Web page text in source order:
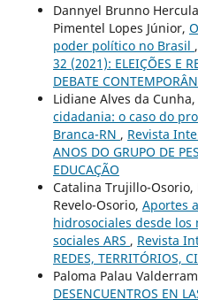
Dannyel Brunno
Pimentel Lopes Júnior,
poder político no Brasil ,
32 (2021): ELEIÇÕES E
DEBATE
Lidiane Alves da Cunha,
cidadania: o caso do
Branca-RN , Revista
ANOS DO GRUPO DE
EDUCAÇÃO
Catalina Trujillo-Osorio,
Revelo-Osorio, Aportes
hidrosociales desde los
sociales ARS , Revista
REDES, TERRITÓRIOS,
Paloma Palau
DESENCUENTROS EN